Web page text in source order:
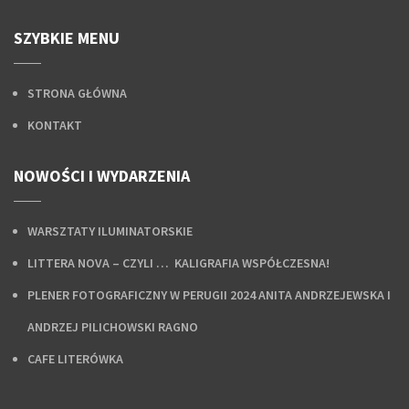
SZYBKIE MENU
STRONA GŁÓWNA
KONTAKT
NOWOŚCI I WYDARZENIA
WARSZTATY ILUMINATORSKIE
LITTERA NOVA – CZYLI … KALIGRAFIA WSPÓŁCZESNA!
PLENER FOTOGRAFICZNY W PERUGII 2024 ANITA ANDRZEJEWSKA I
ANDRZEJ PILICHOWSKI RAGNO
CAFE LITERÓWKA